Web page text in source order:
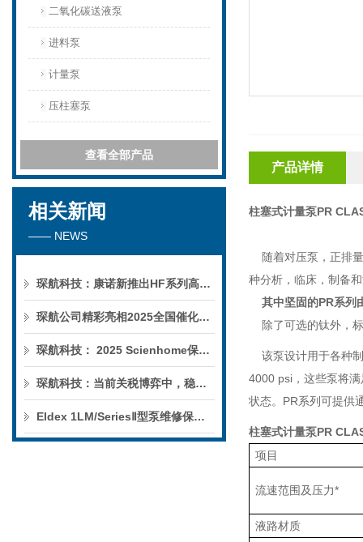
二氧化碳送液泵
进料泵
计量泵
压柱塞泵
查看全部产品
相关新闻
—— NEWS
琛航科技：康诺新推出HF系列高压恒流泵
琛航公司精彩亮相2025全国催化学术会议
琛航科技： 2025 Scienhome保护柱年中赠送活动
琛航科技：当前关税博弈中，稳定的货源可解您燃眉之急
Eldex 1LM/SeriesⅡ型泵维修保养服务
产品详情
柱塞式计量泵PR
随着对压泵，正排
种分析，临床，制备
其中坚固的PR系列
除了可选的钛外，
该泵设计用于各种
4000 psi ，这些泵将
状态。 PR系列可提供
柱塞式计量泵PR
项目
流速范围及压力*
液路材质